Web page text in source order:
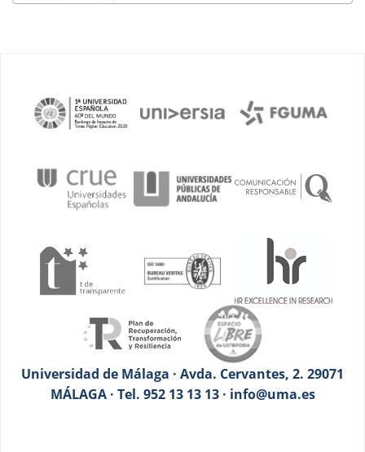
Universidad de Málaga · Avda. Cervantes, 2. 29071
MÁLAGA · Tel. 952 13 13 13 · info@uma.es